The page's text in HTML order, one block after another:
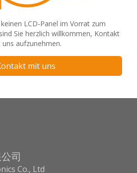
LCD-Panel im Vorrat zum
Sie herzlich willkommen, Kontakt
uns aufzunehmen.
mit uns
司
Co., Ltd